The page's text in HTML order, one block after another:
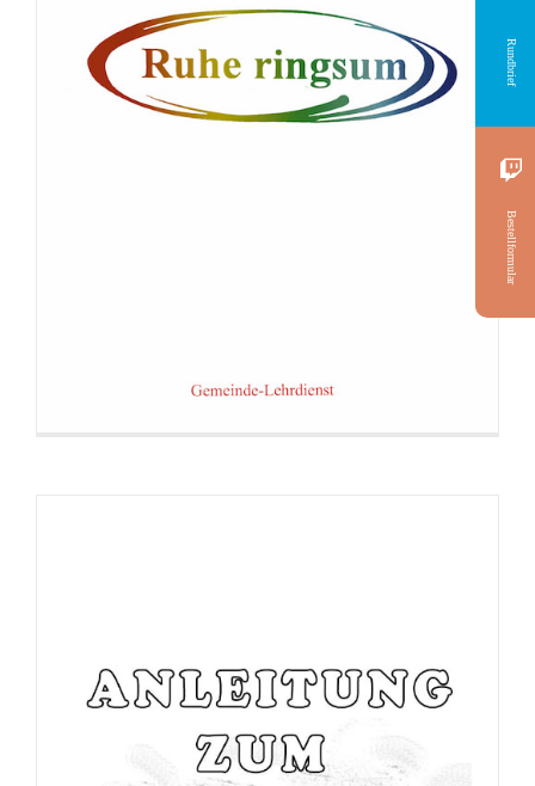
Rundbrief
Bestellformular